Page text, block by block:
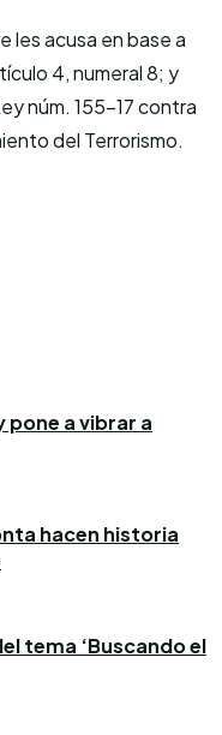
les acusa en base a
4, numeral 8; y
núm. 155-17 contra
del Terrorismo.
pone a vibrar a
hacen historia
tema ‘Buscando el